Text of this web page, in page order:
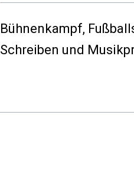
Bühnenkampf,
Schreiben und